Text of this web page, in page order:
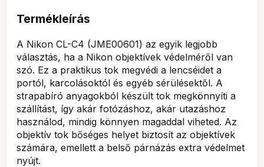
Termékleírás
A Nikon CL-C4 (JME00601) az egyik legjobb
választás, ha a Nikon objektívek védelméről van
szó. Ez a praktikus tok megvédi a lencséidet a
portól, karcolásoktól és egyéb sérülésektől. A
strapabíró anyagokból készült tok megkönnyíti a
szállítást, így akár fotózáshoz, akár utazáshoz
használod, mindig könnyen magaddal viheted. Az
objektív tok bőséges helyet biztosít az objektívek
számára, emellett a belső párnázás extra védelmet
nyújt.